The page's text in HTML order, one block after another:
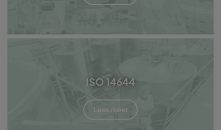
ISO 14644
Lees meer